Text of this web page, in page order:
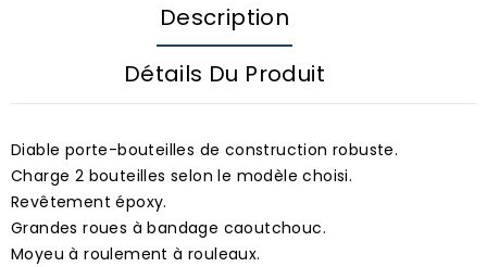
Description
Détails Du Produit
Diable porte-bouteilles de construction robuste.
Charge 2 bouteilles selon le modèle choisi.
Revêtement époxy.
Grandes roues à bandage caoutchouc.
Moyeu à roulement à rouleaux.